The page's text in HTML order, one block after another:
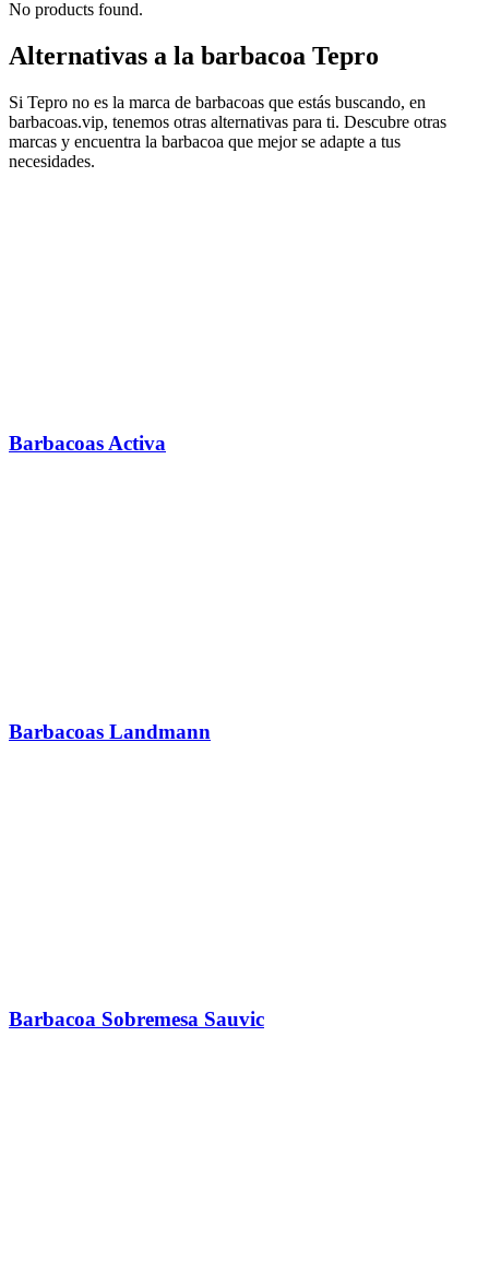
No products found.
Alternativas a la barbacoa Tepro
Si Tepro no es la marca de barbacoas que estás buscando, en
barbacoas.vip, tenemos otras alternativas para ti. Descubre otras
marcas y encuentra la barbacoa que mejor se adapte a tus
necesidades.
Barbacoas Activa
Barbacoas Landmann
Barbacoa Sobremesa Sauvic